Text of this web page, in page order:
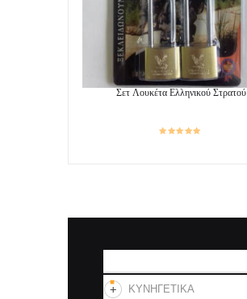
Σετ Λουκέτα Ελληνικού Στρατού
ΚΥΝΗΓΕΤΙΚΑ